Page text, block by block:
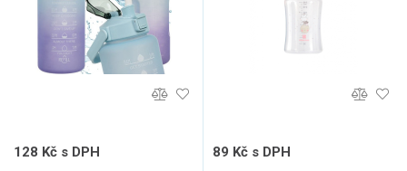
128 Kč s DPH 89 Kč s DPH